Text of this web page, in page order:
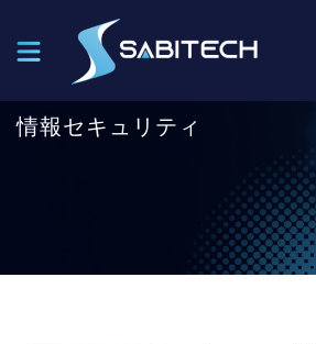
情報セキュリティ